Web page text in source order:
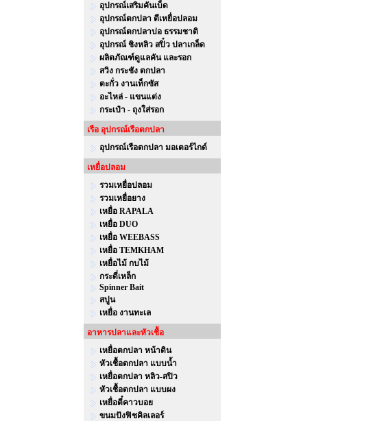
อุปกรณ์เสริมคันเบ็ด
อุปกรณ์ตกปลา ตีเหยื่อปลอม
อุปกรณ์ตกปลาบ่อ ธรรมชาติ
อุปกรณ์ ชิงหลิว สปิ๋ว ปลาเกล็ด
ผลิตภัณฑ์ดูแลคัน และรอก
สวิง กระชัง ตกปลา
ตะกั่ว งานเท็กซัส
อะไหล่ - แขนแต่ง
กระเป๋า - ถุงใส่รอก
เรือ อุปกรณ์เรือตกปลา
อุปกรณ์เรือตกปลา มอเตอร์ไกด์
เหยื่อปลอม
รวมเหยื่อปลอม
รวมเหยื่อยาง
เหยื่อ RAPALA
เหยื่อ DUO
เหยื่อ WEEBASS
เหยื่อ TEMKHAM
เหยื่อไม้ กบไม้
กระดี่เหล็ก
Spinner Bait
สปูน
เหยื่อ งานทะเล
อาหารปลาและหัวเชื้อ
เหยื่อตกปลา หน้าดิน
หัวเชื้อตกปลา แบบน้ำ
เหยื่อตกปลา หลิว-สปิว
หัวเชื้อตกปลา แบบผง
เหยื่อตี๋คาวบอย
ขนมปังฟิชคิลเลอร์